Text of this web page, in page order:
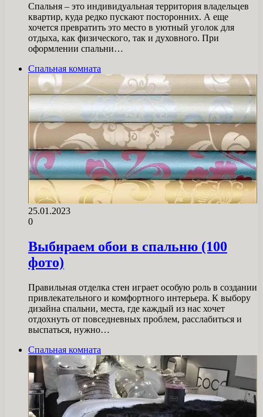
Спальня – это индивидуальная территория владельцев
квартир, куда редко пускают посторонних. А еще
хочется превратить это место в уютный уголок для
отдыха, как физического, так и духовного. При
оформлении спальни…
Спальная комната
25.01.2023
0
Выбираем обои в спальню (100
фото)
Правильная отделка стен играет особую роль в создании
привлекательного и комфортного интерьера. К выбору
дизайна спальни, места, где каждый из нас хочет
отдохнуть от повседневных проблем, расслабиться и
выспаться, нужно…
Спальная комната